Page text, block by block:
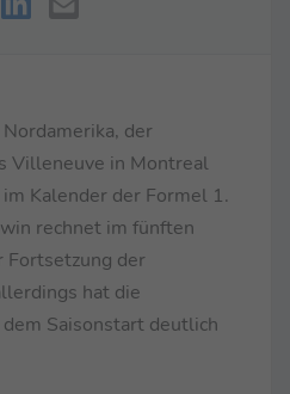
der
Villeneuve in Montreal
Kalender der Formel 1.
rechnet im fünften
Fortsetzung der
hat die
Saisonstart deutlich